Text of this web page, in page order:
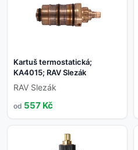
Kartuš termostatická;
KA4015; RAV Slezák
RAV Slezák
od 557 Kč